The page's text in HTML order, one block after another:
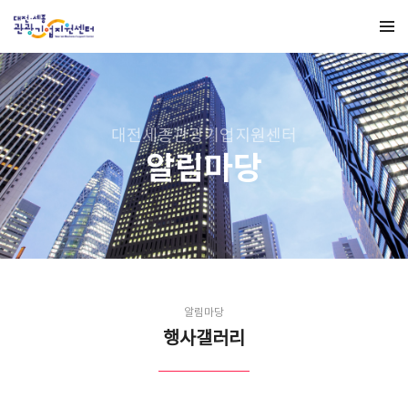
대전세종관광기업지원센터
알림마당
알림마당
행사갤러리